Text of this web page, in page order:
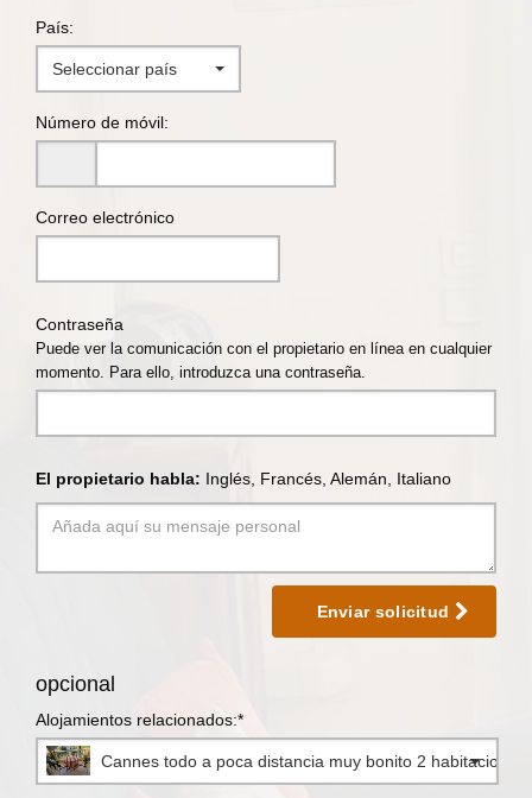
País:
Seleccionar país
Número de móvil:
Correo electrónico
Contraseña
Puede ver la comunicación con el propietario en línea en cualquier
momento. Para ello, introduzca una contraseña.
El propietario habla: Inglés, Francés, Alemán, Italiano
Enviar solicitud
opcional
Alojamientos relacionados:*
Cannes todo a poca distancia muy bonito 2 habitaciones